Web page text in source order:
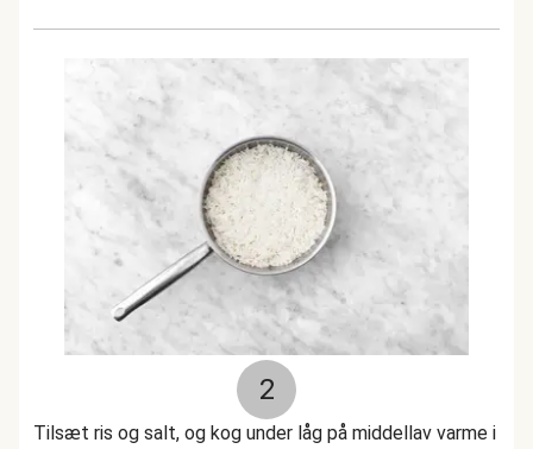
2
Tilsæt ris og salt, og kog under låg på middellav varme i